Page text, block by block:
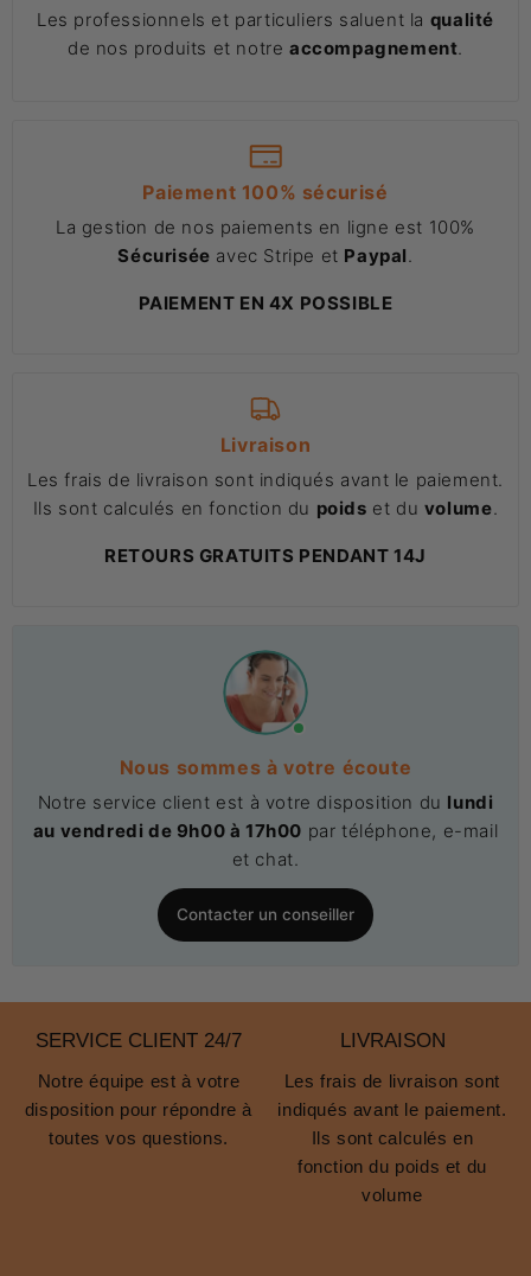
Les professionnels et particuliers saluent la qualité
de nos produits et notre accompagnement
Paiement 100% sécurisé
La gestion de nos paiements en ligne est 100%
Sécurisée avec Stripe et Paypal
PAIEMENT EN 4X POSSIBLE
Livraison
Les frais de livraison sont indiqués avant le paiement.
Ils sont calculés en fonction du poids et du volume
RETOURS GRATUITS PENDANT 14J
Nous sommes à votre écoute
Notre service client est à votre disposition du lundi
au vendredi de 9h00 à 17h00 par téléphone, e-mail
et chat.
Contacter un conseiller
SERVICE CLIENT 24/7
Notre équipe est à votre
disposition pour répondre à
toutes vos questions.
LIVRAISON
Les frais de livraison sont
indiqués avant le paiement.
Ils sont calculés en
fonction du poids et du
volume